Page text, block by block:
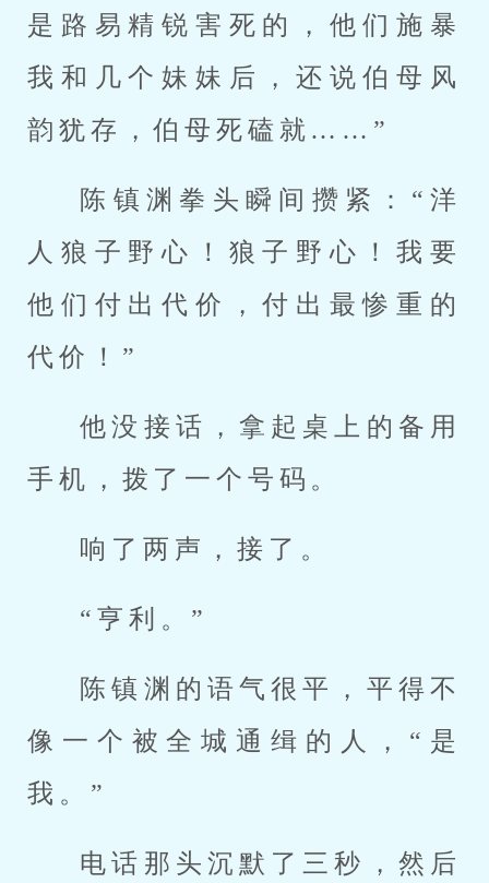
是路易精锐害死的，他们施暴
我和几个妹妹后，还说伯母风
韵犹存，伯母死磕就……”
陈镇渊拳头瞬间攒紧：“洋
人狼子野心！狼子野心！我要
他们付出代价，付出最惨重的
代价！”
他没接话，拿起桌上的备用
手机，拨了一个号码。
响了两声，接了。
“亨利。”
陈镇渊的语气很平，平得不
像一个被全城通缉的人，“是
我。”
电话那头沉默了三秒，然后